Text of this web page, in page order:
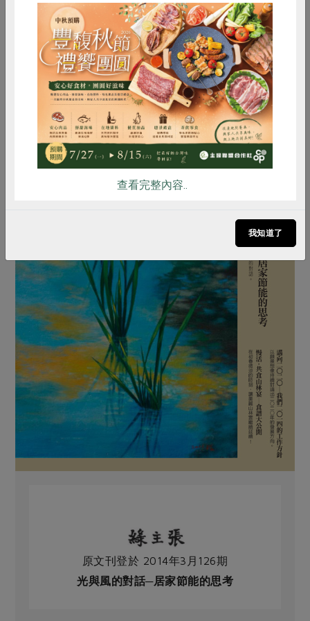
原刊登於2014年3月126期《綠主張》月刊。
原文刊登於 2014年3月126期
光與風的對話─居家節能的思考
惜食 RPET 食譜 減硝酸鹽
雞蛋 食安 共同購買
查看完整內容..
我知道了